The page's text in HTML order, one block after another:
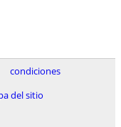
condiciones
del sitio